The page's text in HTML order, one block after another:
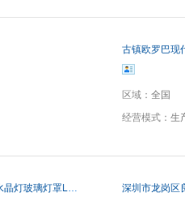
古镇欧罗巴现
区域： 全国
经营模式： 生
客厅吊灯卧室水晶灯玻璃灯罩LED水晶K9黄水晶
深圳市龙岗区